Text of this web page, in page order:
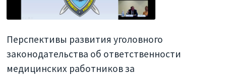
Перспективы развития уголовного
законодательства об ответственности
медицинских работников за